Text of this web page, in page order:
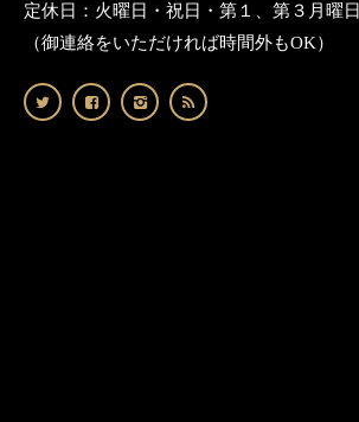
定休日：火曜日・祝日・第１、第３月曜日
（御連絡をいただければ時間外もOK）